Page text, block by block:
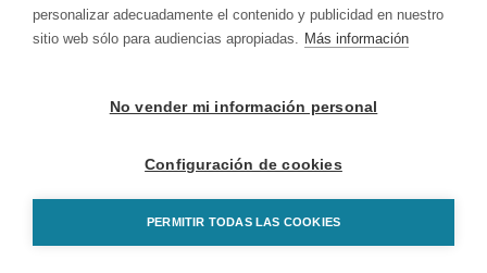
personalizar adecuadamente el contenido y publicidad en nuestro
sitio web sólo para audiencias apropiadas. Más información
No vender mi información personal
Configuración de cookies
PERMITIR TODAS LAS COOKIES